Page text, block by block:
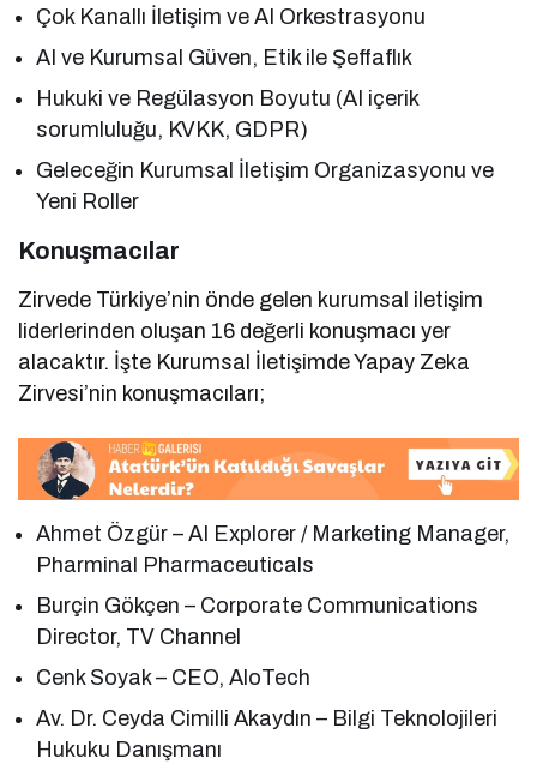
Çok Kanallı İletişim ve AI Orkestrasyonu
AI ve Kurumsal Güven, Etik ile Şeffaflık
Hukuki ve Regülasyon Boyutu (AI içerik
sorumluluğu, KVKK, GDPR)
Geleceğin Kurumsal İletişim Organizasyonu ve
Yeni Roller
Konuşmacılar
Zirvede Türkiye’nin önde gelen kurumsal iletişim
liderlerinden oluşan 16 değerli konuşmacı yer
alacaktır. İşte Kurumsal İletişimde Yapay Zeka
Zirvesi’nin konuşmacıları;
Ahmet Özgür – AI Explorer / Marketing Manager,
Pharminal Pharmaceuticals
Burçin Gökçen – Corporate Communications
Director, TV Channel
Cenk Soyak – CEO, AloTech
Av. Dr. Ceyda Cimilli Akaydın – Bilgi Teknolojileri
Hukuku Danışmanı